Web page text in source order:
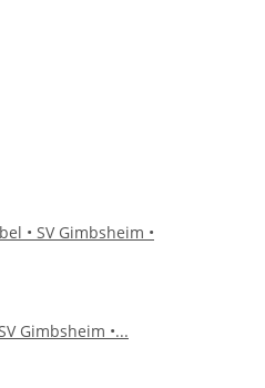
• SV Gimbsheim •